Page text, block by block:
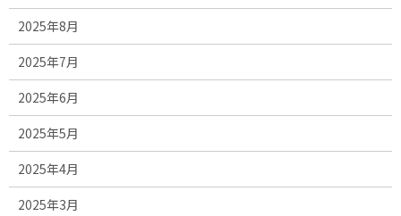
2025年8月
2025年7月
2025年6月
2025年5月
2025年4月
2025年3月